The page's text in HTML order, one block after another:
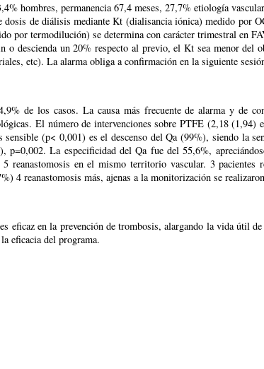
hombres, permanencia 67,4 meses, 27,7% etiología
dosis de diálisis mediante Kt (dialisancia iónica) medido
por termodilución) se determina con carácter trimestral en
o descienda un 20% respecto al previo, el Kt sea menor
etc). La alarma obliga a confirmación en la siguiente
de los casos. La causa más frecuente de alarma y de
El número de intervenciones sobre PTFE (2,18
(p< 0,001) es el descenso del Qa (99%), siendo la
p=0,002. La especificidad del Qa fue del 55,6%,
reanastomosis en el mismo territorio vascular. 3
4 reanastomosis más, ajenas a la monitorización se
eficaz en la prevención de trombosis, alargando la vida útil
eficacia del programa.